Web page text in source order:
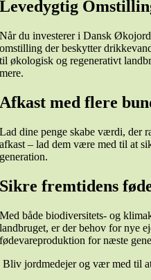
Levedygtig
Når du investerer i Dansk
omstilling der beskytter
til økologisk og regenerativt
mere.
Afkast med flere
Lad dine penge skabe værdi, der
afkast – lad dem være med til at
generation.
Sikre fremtidens
Med både biodiversitets- og
landbruget, er der behov for nye
fødevareproduktion for næste
Bliv jordmedejer og vær med til